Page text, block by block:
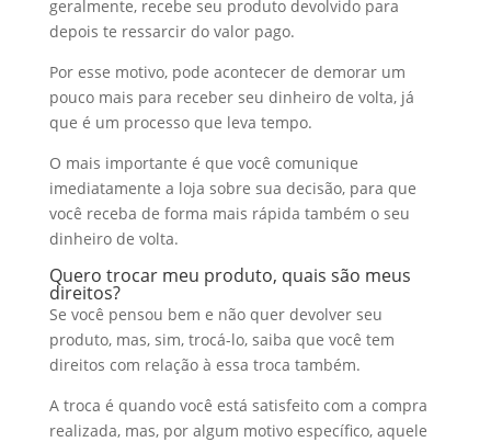
geralmente, recebe seu produto devolvido para
depois te ressarcir do valor pago.
Por esse motivo, pode acontecer de demorar um
pouco mais para receber seu dinheiro de volta, já
que é um processo que leva tempo.
O mais importante é que você comunique
imediatamente a loja sobre sua decisão, para que
você receba de forma mais rápida também o seu
dinheiro de volta.
Quero trocar meu produto, quais são meus
direitos?
Se você pensou bem e não quer devolver seu
produto, mas, sim, trocá-lo, saiba que você tem
direitos com relação à essa troca também.
A troca é quando você está satisfeito com a compra
realizada, mas, por algum motivo específico, aquele